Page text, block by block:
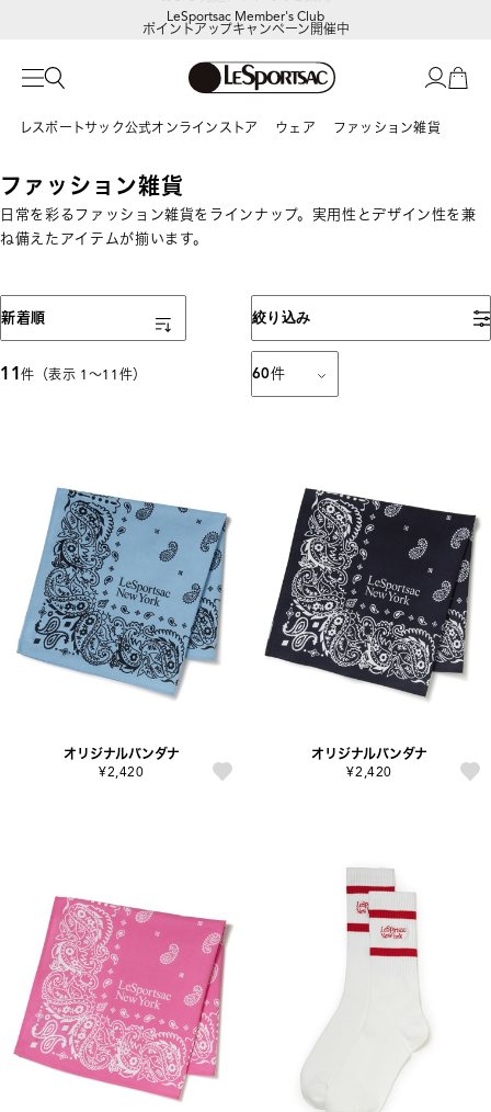
LeSportsac Member's Club
ポイントアップキャンペーン開催中
レスポートサック公式オンラインストア ウェア ファッション雑貨
ファッション雑貨
日常を彩るファッション雑貨をラインナップ。実用性とデザイン性を兼
ね備えたアイテムが揃います。
絞り込み
11件（表示 1〜11件） 60件
表示順
新着順
オリジナルバンダナ
¥2,420
オリジナルバンダナ
¥2,420